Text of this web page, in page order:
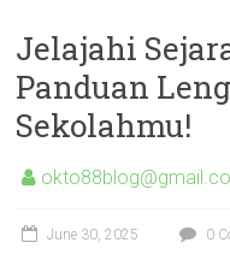
Jelajahi
Panduan
Sekolahmu!
June 30, 2025 0